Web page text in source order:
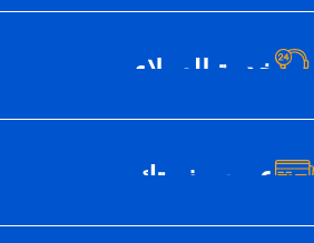
خدمة العملاء
عن سيف تك